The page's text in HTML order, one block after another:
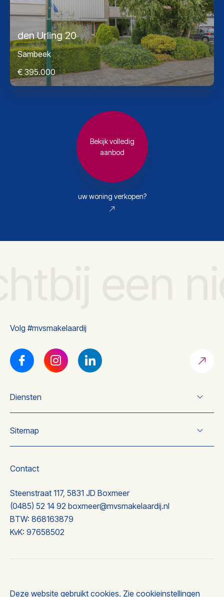
den Urling 20
Sambeek
€ 395.000
Bekijk volledig
aanbod
uw woning verkopen?
Diensten
Koop
Taxatie
Sitemap
Wonen
Ervaringen
Contact
Contact
Steenstraat 117, 5831 JD Boxmeer
(0485) 52 14 92 boxmeer@mvsmakelaardij.nl
BTW: 868163879
KvK: 97658502
Volg #mvsmakelaardij
Deze website gebruikt cookies. Zie cookieinstellingen